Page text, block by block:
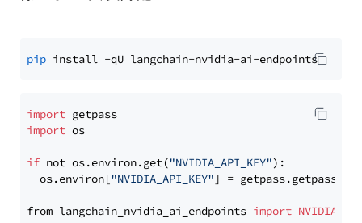
pip
import
import os
if not os.environ.get("NVIDIA_API_KEY"):
  os.environ[
"NVIDIA_API_KEY"] = getpass.getpass(
from langchain_nvidia_ai_endpoints import